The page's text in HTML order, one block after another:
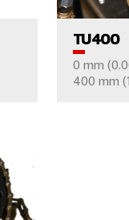
TU400
0 mm
400 mm